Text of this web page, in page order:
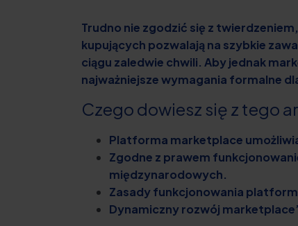
Trudno nie zgodzić się z
kupujących pozwalają na szybkie
ciągu zaledwie chwili. Aby jednak
najważniejsze wymagania formalne
Czego dowiesz się z tego
Platforma marketplace
Zgodne z prawem
międzynarodowych.
Zasady funkcjonowania
Dynamiczny rozwój